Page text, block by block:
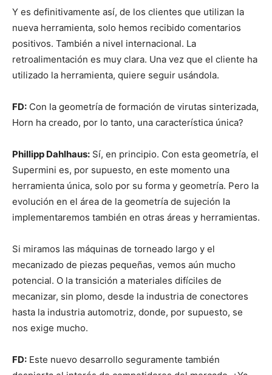
Y es definitivamente así, de los clientes que utilizan la
nueva herramienta, solo hemos recibido comentarios
positivos. También a nivel internacional. La
retroalimentación es muy clara. Una vez que el cliente ha
utilizado la herramienta, quiere seguir usándola.
FD: Con la geometría de formación de virutas sinterizada,
Horn ha creado, por lo tanto, una característica única?
Phillipp Dahlhaus: Sí, en principio. Con esta geometría, el
Supermini es, por supuesto, en este momento una
herramienta única, solo por su forma y geometría. Pero la
evolución en el área de la geometría de sujeción la
implementaremos también en otras áreas y herramientas.
Si miramos las máquinas de torneado largo y el
mecanizado de piezas pequeñas, vemos aún mucho
potencial. O la transición a materiales difíciles de
mecanizar, sin plomo, desde la industria de conectores
hasta la industria automotriz, donde, por supuesto, se
nos exige mucho.
FD: Este nuevo desarrollo seguramente también